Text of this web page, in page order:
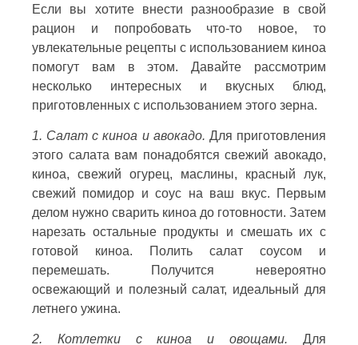
Если вы хотите внести разнообразие в свой
рацион и попробовать что-то новое, то
увлекательные рецепты с использованием киноа
помогут вам в этом. Давайте рассмотрим
несколько интересных и вкусных блюд,
приготовленных с использованием этого зерна.
1. Салат с киноа и авокадо. Для приготовления
этого салата вам понадобятся свежий авокадо,
киноа, свежий огурец, маслины, красный лук,
свежий помидор и соус на ваш вкус. Первым
делом нужно сварить киноа до готовности. Затем
нарезать остальные продукты и смешать их с
готовой киноа. Полить салат соусом и
перемешать. Получится невероятно
освежающий и полезный салат, идеальный для
летнего ужина.
2. Котлетки с киноа и овощами. Для